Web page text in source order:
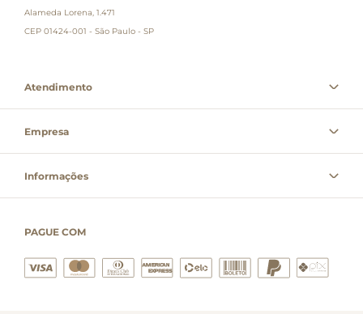
Alameda Lorena, 1.471
CEP 01424-001 - São Paulo - SP
Atendimento
Empresa
Informações
PAGUE COM